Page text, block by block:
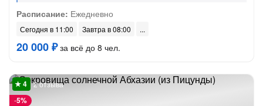
Расписание: Ежедневно
Сегодня в 11:00 Завтра в 08:00
20 000 ₽за всё до 8 чел.
-5%
2 отзыва